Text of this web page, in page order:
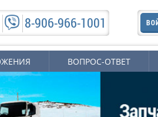
8-906-966-1001
ВОПРОС-ОТВЕТ